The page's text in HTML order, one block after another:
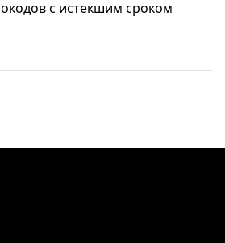
с истекшим сроком